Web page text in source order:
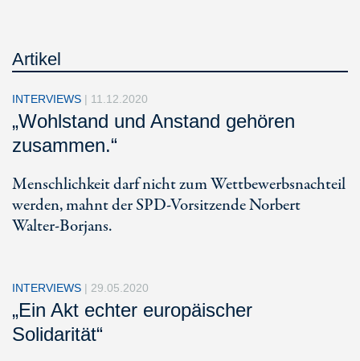
Artikel
INTERVIEWS | 11.12.2020
„Wohlstand und Anstand gehören
zusammen.“
Menschlichkeit darf nicht zum Wettbewerbsnachteil
werden, mahnt der SPD-Vorsitzende Norbert
Walter-Borjans.
INTERVIEWS | 29.05.2020
„Ein Akt echter europäischer
Solidarität“